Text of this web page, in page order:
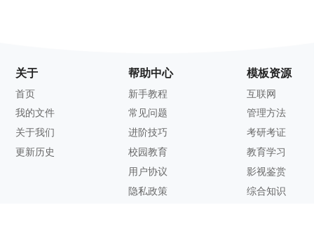
关于
首页
我的文件
关于我们
更新历史
帮助中心
新手教程
常见问题
进阶技巧
校园教育
用户协议
隐私政策
模板资源
互联网
管理方法
考研考证
教育学习
影视鉴赏
综合知识